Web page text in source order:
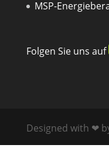
MSP-
Folgen Sie uns auf
Designed with ❤